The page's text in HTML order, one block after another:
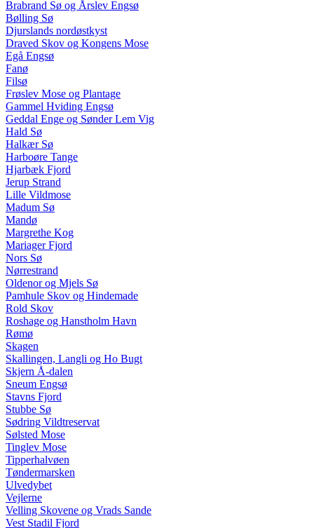
Brabrand Sø og Årslev Engsø
Bølling Sø
Djurslands nordøstkyst
Draved Skov og Kongens Mose
Egå Engsø
Fanø
Filsø
Frøslev Mose og Plantage
Gammel Hviding Engsø
Geddal Enge og Sønder Lem Vig
Hald Sø
Halkær Sø
Harboøre Tange
Hjarbæk Fjord
Jerup Strand
Lille Vildmose
Madum Sø
Mandø
Margrethe Kog
Mariager Fjord
Nors Sø
Nørrestrand
Oldenor og Mjels Sø
Pamhule Skov og Hindemade
Rold Skov
Roshage og Hanstholm Havn
Rømø
Skagen
Skallingen, Langli og Ho Bugt
Skjern Å-dalen
Sneum Engsø
Stavns Fjord
Stubbe Sø
Sødring Vildtreservat
Sølsted Mose
Tinglev Mose
Tipperhalvøen
Tøndermarsken
Ulvedybet
Vejlerne
Velling Skovene og Vrads Sande
Vest Stadil Fjord